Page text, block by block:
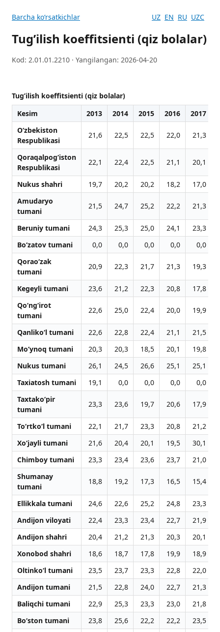
Barcha koʻrsatkichlar UZ EN RU UZC
Tugʼilish koeffitsienti (qiz bolalar)
Kod: 2.01.01.2210 · Yangilangan: 2026-04-20
Tugʼilish koeffitsienti (qiz bolalar)
Kesim
2013 2014 2015 2016 2017
O‘zbekiston
Respublikasi
21,6 22,5 22,5 22,0 21,3
Qoraqalpog‘iston
Respublikasi
22,1 22,4 22,5 21,1 20,1
Nukus shahri 19,7 20,2 20,2 18,2 17,0
Amudaryo
tumani
21,5 24,7 25,2 22,2 21,3
Beruniy tumani 24,3 25,3 25,0 24,1 23,3
Bo‘zatov tumani
0,0 0,0 0,0 0,0
0,0
Qorao‘zak
tumani
20,9 22,3 21,7 21,3 19,3
Kegeyli tumani 23,6 21,2 22,3 20,8 17,8
Qo‘ng‘irot
tumani
22,6 25,0 22,4 20,0 19,9
Qanliko‘l tumani 22,6 22,8 22,4 21,1 21,5
Mo‘ynoq tumani
20,3 20,3 18,5 20,1 19,8
Nukus tumani
26,1 24,5 26,6 25,1 25,1
Taxiatosh tumani
19,1 0,0 0,0 0,0 0,0
Taxtako‘pir
tumani
23,3 23,6 19,7 20,6 17,9
To‘rtko‘l tumani 22,1 21,7 23,3 20,8 21,2
Xo‘jayli tumani
21,6 20,4 20,1 19,5 30,1
Chimboy tumani
23,3 23,4 23,6 23,7 21,0
Shumanay
tumani
18,8 19,2 17,3 16,5 15,4
Ellikkala tumani 24,6 22,6 25,2 24,8 23,3
Andijon viloyati
22,4 23,3 23,4 22,7 21,9
Andijon shahri
20,4 21,2 21,3 20,3 20,1
Xonobod shahri
18,6 18,7 17,8 19,9 18,9
Oltinko‘l tumani
23,5 23,7 23,3 22,8 22,0
Andijon tumani
21,5 22,8 24,0 22,7 21,3
Baliqchi tumani
22,9 25,3 23,3 23,0 21,8
Bo‘ston tumani
23,8 25,6 22,2 22,2 23,5